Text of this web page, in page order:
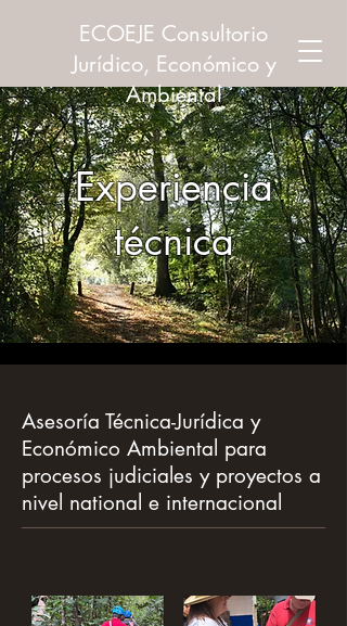
ECOEJE Consultorio
Jurídico, Económico y
Ambiental
Experiencia
técnica
Asesoría Técnica-Jurídica y
Económico Ambiental para
procesos judiciales y proyectos a
nivel national e internacional